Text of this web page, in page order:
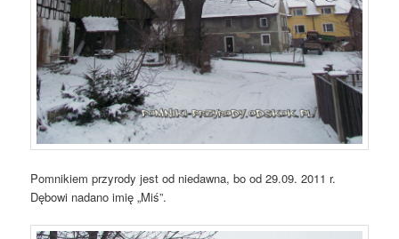
Pomnikiem przyrody jest od niedawna, bo od 29.09. 2011 r.
Dębowi nadano imię „Miś”.